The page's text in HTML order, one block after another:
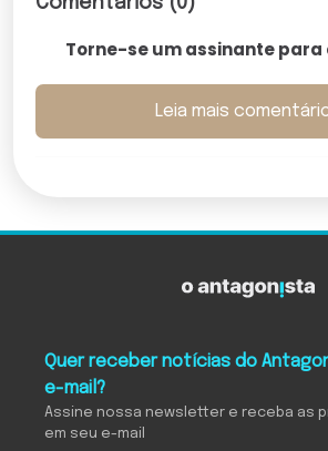
Torne-se um assinante
Leia mais
Quer receber notícias do
e-mail?
Assine nossa newsletter e receba as
em seu e-mail